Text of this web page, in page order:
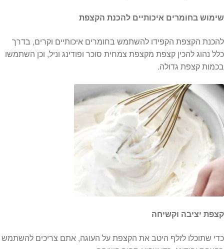
שימוש בחומרים איכותיים להכנת הקצפת
להכנת הקצפת הקפידו להשתמש בחומרים איכותיים וקרים, בדרך
כלל נהוג להכין קצפת מקצפת צמחית סוכר ופודינג וניל, וכן השתמשו
בכמות קצפת גדולה.
קצפת יציבה וקשיחה
כדי שתוכלו לזלף היטב את הקצפת על העוגה, אתם צריכים להשתמש